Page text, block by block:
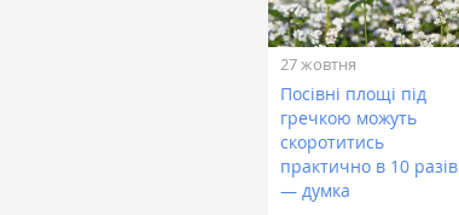
27 жовтня
Посівні площі під
гречкою можуть
скоротитись
практично в 10 разів
— думка